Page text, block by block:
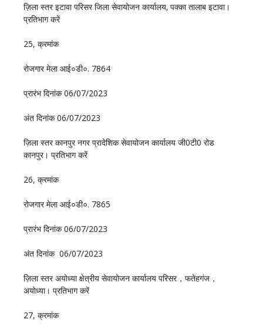
ज़िला स्तर इटावा परिसर जिला सेवायोजन कार्यालय‚ पक्का तालाब इटावा।
प्रतिभाग करें
25, क्रमांक
रोजगार मेला आई०डी०. 7864
प्रारंभ दिनांक 06/07/2023
अंत दिनांक 06/07/2023
ज़िला स्तर कानपुर नगर प्रादेशिक सेवायोजन कार्यालय जी0टी0 रोड
कानपुर। प्रतिभाग करें
26, क्रमांक
रोजगार मेला आई०डी०. 7865
प्रारंभ दिनांक 06/07/2023
अंत दिनांक 06/07/2023
ज़िला स्तर अयोध्या क्षेत्रीय सेवायोजन कार्यालय परिसर，फतेहगंज，
अयोध्या। प्रतिभाग करें
27, क्रमांक